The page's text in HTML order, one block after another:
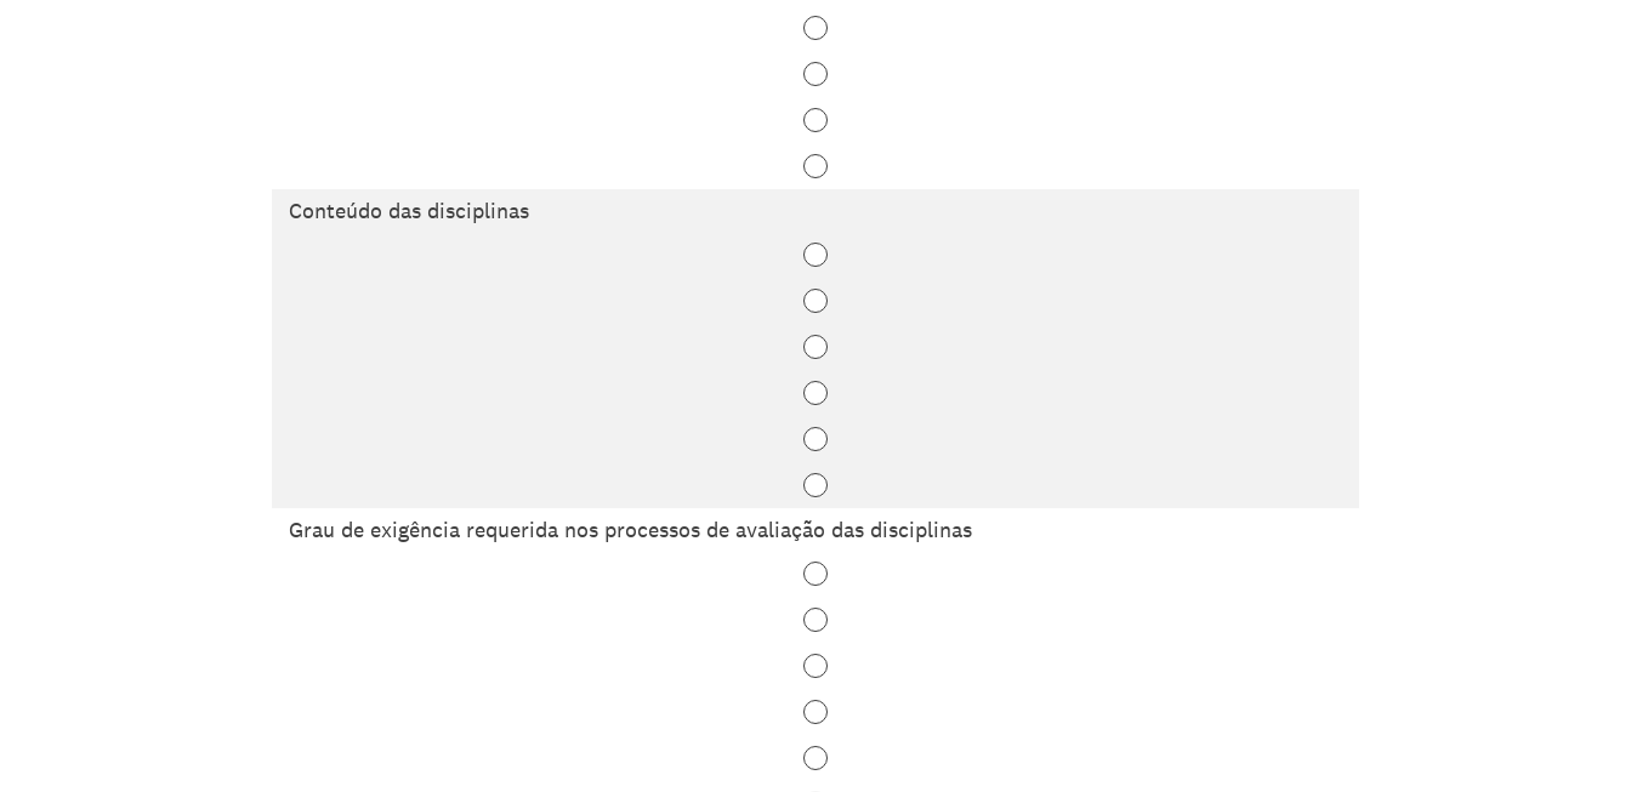
Conteúdo das disciplinas
Grau de exigência requerida nos processos de avaliação das disciplinas